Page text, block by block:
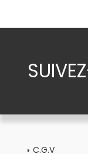
C.G.V